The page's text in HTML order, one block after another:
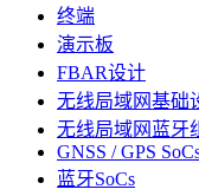
终端
演示板
FBAR设计
无线局域网基础
无线局域网蓝牙
GNSS / GPS
蓝牙SoCs